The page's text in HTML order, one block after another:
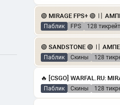
Паблик FPS 128 тикрейт
Паблик скины 128
Паблик скины 128